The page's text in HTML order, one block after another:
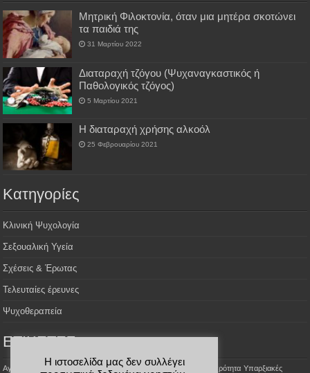
Μητρική Φιλοκτονία, όταν μια μητέρα σκοτώνει
τα παιδιά της
31 Μαρτίου 2022
Διαταραχή τζόγου (Ψυχαναγκαστικός ή
Παθολογικός τζόγος)
5 Μαρτίου 2021
H διαταραχή χρήσης αλκοόλ
25 Φεβρουαρίου 2021
Kατηγορίες
Κλινική Ψυχολογία
Σεξουαλική Υγεία
Σχέσεις & Έρωτας
Τελευταίες έρευνες
Ψυχοθεραπεία
ΕΤΙΚΕΤΕΣ
Aγοραφοβία Αϋπνία Σεξουαλικές φαντασιώσεις Σεξουαλική Ψυχρότητα Υπαρξιακές
Η ιστοσελίδα μας δεν συλλέγει